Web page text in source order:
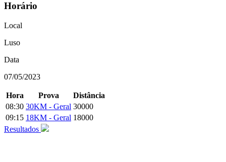
Horário
Local
Luso
Data
07/05/2023
Hora Prova
Distância
08:30 30KM - Geral 30000
09:15 18KM - Geral 18000
Resultados